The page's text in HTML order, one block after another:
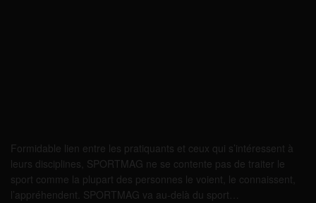
Formidable lien entre les pratiquants et ceux qui s’intéressent à
leurs disciplines, SPORTMAG ne se contente pas de traiter le
sport comme la plupart des personnes le voient, le connaissent,
l’appréhendent. SPORTMAG va au-delà du sport…